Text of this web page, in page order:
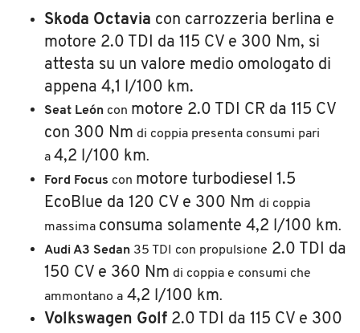
Skoda Octavia con carrozzeria berlina e
motore 2.0 TDI da 115 CV e 300 Nm, si
attesta su un valore medio omologato di
appena 4,1 l/100 km.
Seat León con motore 2.0 TDI CR da 115 CV
con 300 Nm di coppia presenta consumi pari
a 4,2 l/100 km.
Ford Focus con motore turbodiesel 1.5
EcoBlue da 120 CV e 300 Nm di coppia
massima consuma solamente 4,2 l/100 km.
Audi A3 Sedan 35 TDI con propulsione 2.0 TDI da
150 CV e 360 Nm di coppia e consumi che
ammontano a 4,2 l/100 km.
Volkswagen Golf 2.0 TDI da 115 CV e 300